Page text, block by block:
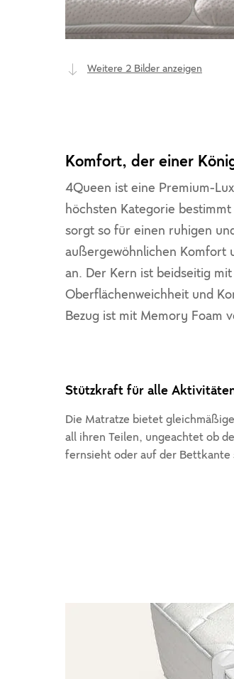
Weitere 2 Bilder anzeigen
Komfort, der einer
4Queen ist eine Premium-
höchsten Kategorie
sorgt so für einen ruhigen
außergewöhnlichen Komfort
an. Der Kern ist beidseitig
Oberflächenweichheit und
Bezug ist mit Memory Foam
Stützkraft für alle
Die Matratze bietet
all ihren Teilen, ungeachtet ob
fernsieht oder auf der Bettkante